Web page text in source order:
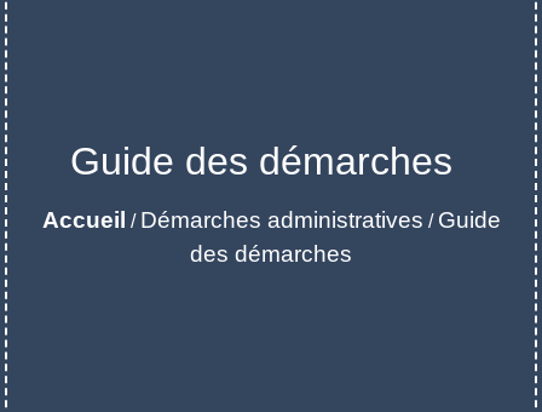
Guide des démarches
Accueil / Démarches administratives / Guide
des démarches